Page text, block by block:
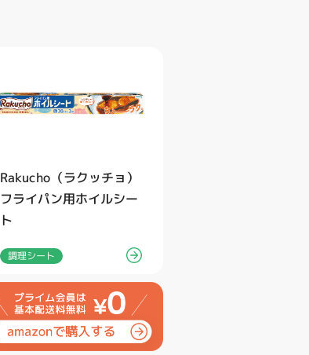
Rakucho（ラクッチョ）
フライパン用ホイルシー
ト
調理シート